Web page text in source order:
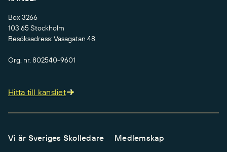
Box 3266
103 65 Stockholm
Besöksadress: Vasagatan 48
Org. nr. 802540-9601
Hitta till kansliet
Vi är Sveriges Skolledare Medlemskap